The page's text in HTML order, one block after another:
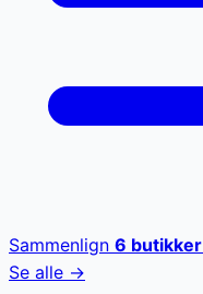
Sammenlign 6 butikker
Se alle →